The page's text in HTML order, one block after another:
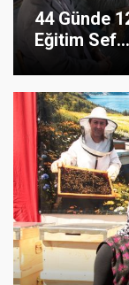
44 Günde
Eğitim Sef...